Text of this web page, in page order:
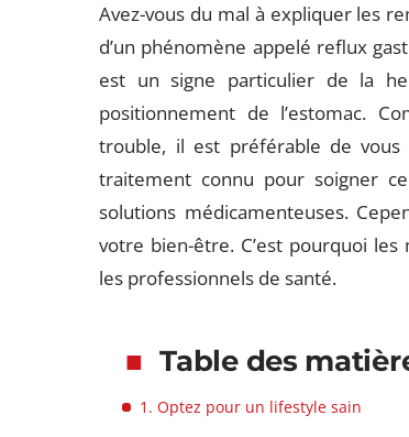
Avez-vous du mal à expliquer les
d’un phénomène appelé reflux
est un signe particulier de la
positionnement de l’estomac.
trouble, il est préférable de
traitement connu pour soigner
solutions médicamenteuses.
votre bien-être. C’est pourquoi
les professionnels de santé.
Table des
1. Optez pour un lifestyle sain